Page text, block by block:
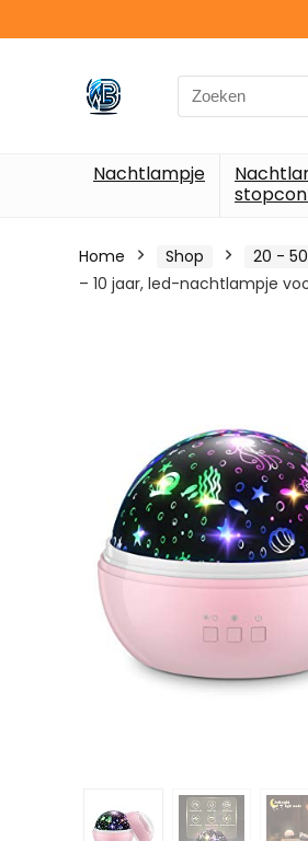
Search
for:
Nachtlampje
Home Shop 20 - 50
– 10 jaar, led-nachtlampje